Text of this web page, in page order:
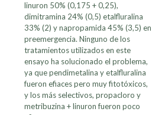
linuron 50% (0,175 + 0,25),
dimitramina 24% (0,5) etalfluralina
33% (2) y napropamida 45% (3,5) en
preemergencia. Ninguno de los
tratamientos utilizados en este
ensayo ha solucionado el problema,
ya que pendimetalina y etalfluralina
fueron efiaces pero muy fitotóxicos,
y los más selectivos, propacloro y
metribuzina + linuron fueron poco